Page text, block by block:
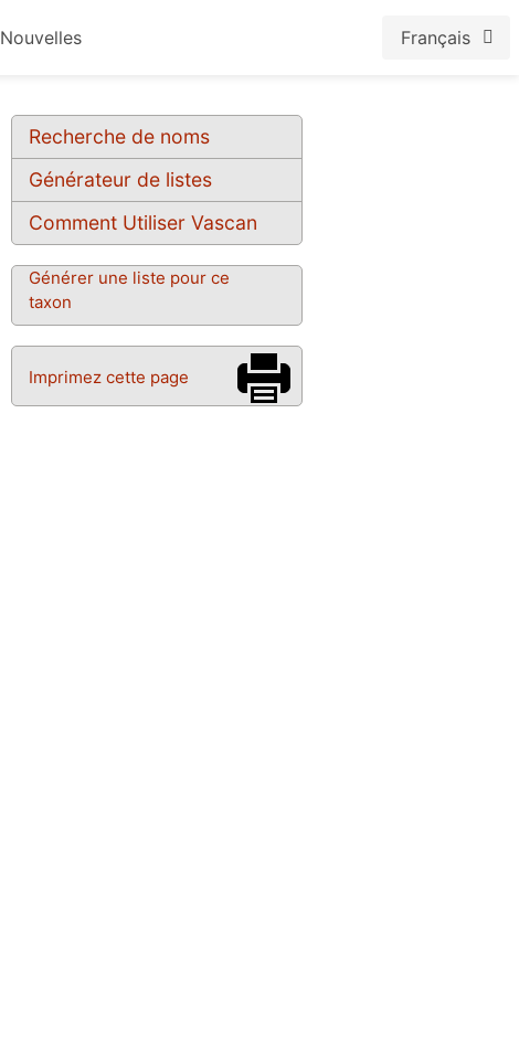
Nouvelles Français
Recherche de noms
Générateur de listes
Comment Utiliser Vascan
Générer une liste pour ce
taxon
Imprimez cette page